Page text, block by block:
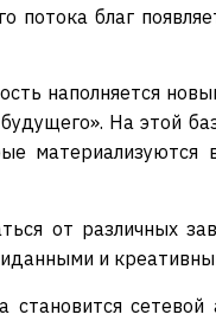
благ
наполняется
На этой
материализуются
от различных
и